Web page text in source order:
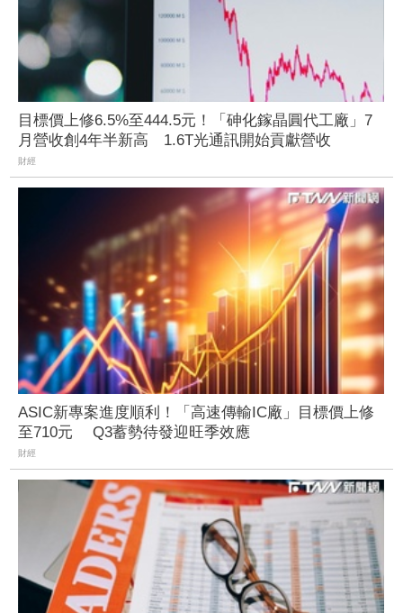
目標價上修6.5%至444.5元！「砷化鎵晶圓代工廠」7
月營收創4年半新高 1.6T光通訊開始貢獻營收
財經
ASIC新專案進度順利！「高速傳輸IC廠」目標價上修
至710元 Q3蓄勢待發迎旺季效應
財經